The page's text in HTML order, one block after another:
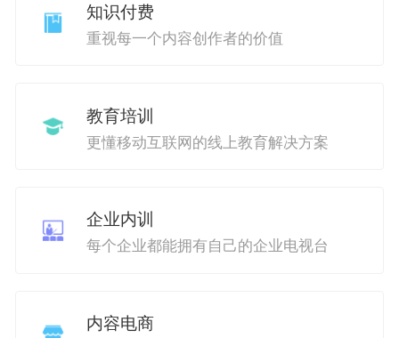
知识付费
重视每一个内容创作者的价值
教育培训
更懂移动互联网的线上教育解决方案
企业内训
每个企业都能拥有自己的企业电视台
内容电商